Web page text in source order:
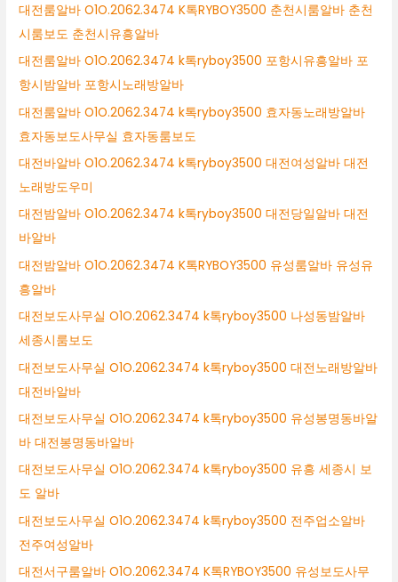
대전룸알바 O1O.2062.3474 K톡RYBOY3500 춘천시룸알바 춘천
시룸보도 춘천시유흥알바
대전룸알바 O1O.2062.3474 k톡ryboy3500 포항시유흥알바 포
항시밤알바 포항시노래방알바
대전룸알바 O1O.2062.3474 k톡ryboy3500 효자동노래방알바
효자동보도사무실 효자동룸보도
대전바알바 O1O.2062.3474 k톡ryboy3500 대전여성알바 대전
노래방도우미
대전밤알바 O1O.2062.3474 k톡ryboy3500 대전당일알바 대전
바알바
대전밤알바 O1O.2062.3474 K톡RYBOY3500 유성룸알바 유성유
흥알바
대전보도사무실 O1O.2062.3474 k톡ryboy3500 나성동밤알바
세종시룸보도
대전보도사무실 O1O.2062.3474 k톡ryboy3500 대전노래방알바
대전바알바
대전보도사무실 O1O.2062.3474 k톡ryboy3500 유성봉명동바알
바 대전봉명동바알바
대전보도사무실 O1O.2062.3474 k톡ryboy3500 유흥 세종시 보
도 알바
대전보도사무실 O1O.2062.3474 k톡ryboy3500 전주업소알바
전주여성알바
대전서구룸알바 O1O.2062.3474 K톡RYBOY3500 유성보도사무